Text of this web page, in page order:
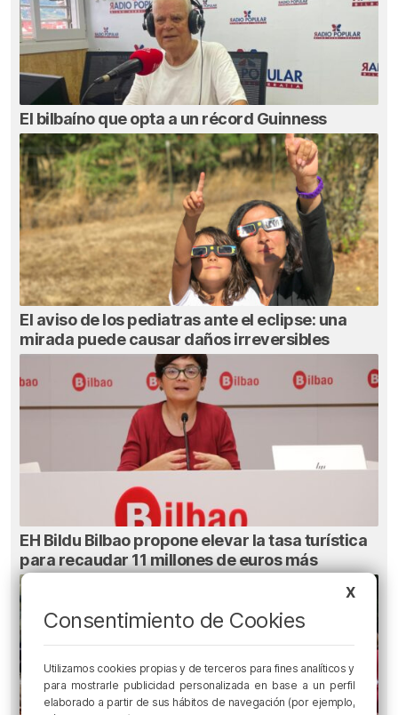
El bilbaíno que opta a un récord Guinness
El aviso de los pediatras ante el eclipse: una
mirada puede causar daños irreversibles
EH Bildu Bilbao propone elevar la tasa turística
para recaudar 11 millones de euros más
X
Consentimiento de Cookies
Utilizamos cookies propias y de terceros para fines analíticos y
para mostrarle publicidad personalizada en base a un perfil
elaborado a partir de sus hábitos de navegación (por ejemplo,